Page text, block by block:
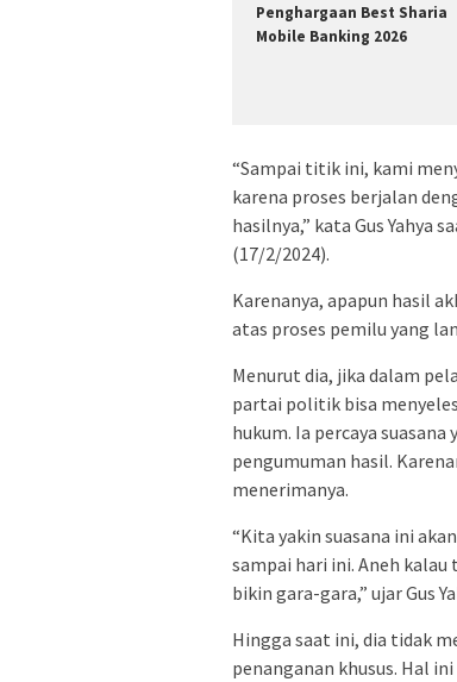
Penghargaan Best Sharia
Mobile Banking 2026
“Sampai titik ini, kami
karena proses berjalan
hasilnya,” kata Gus Yahya
(17/2/2024).
Karenanya, apapun hasil
atas proses pemilu yang
Menurut dia, jika dalam
partai politik bisa
hukum. Ia percaya
pengumuman hasil.
menerimanya.
“Kita yakin suasana ini
sampai hari ini. Aneh
bikin gara-gara,” ujar Gus
Hingga saat ini, dia tidak
penanganan khusus. Hal